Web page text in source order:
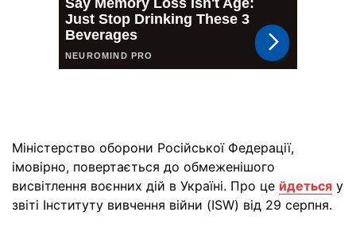
Міністерство оборони Російської Федерації,
імовірно, повертається до обмеженішого
висвітлення воєнних дій в Україні. Про це йдеться у
звіті Інституту вивчення війни (ISW) від 29 серпня.